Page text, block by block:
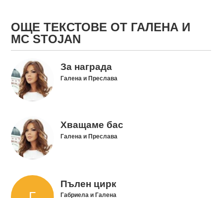
ОЩЕ ТЕКСТОВЕ ОТ ГАЛЕНА И
MC STOJAN
За награда
Галена и Преслава
Хващаме бас
Галена и Преслава
Пълен цирк
Габриела и Галена